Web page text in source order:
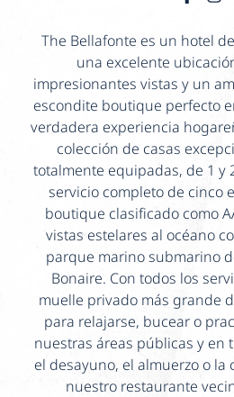
The Bellafonte es un hotel
una excelente
impresionantes vistas y un
escondite boutique perfecto
verdadera experiencia
colección de casas
totalmente equipadas, de 1 y
servicio completo de cinco
boutique clasificado como
vistas estelares al océano
parque marino submarino
Bonaire. Con todos los
muelle privado más grande
para relajarse, bucear o
nuestras áreas públicas y en
el desayuno, el almuerzo o
nuestro restaurante